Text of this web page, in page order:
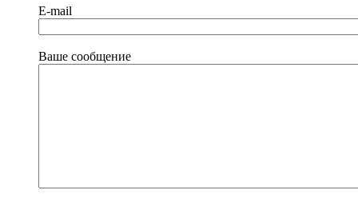
E-mail
Ваше сообщение